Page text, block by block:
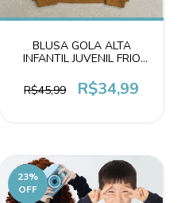
BLUSA GOLA ALTA
INFANTIL JUVENIL FRIO
CARAMELO
R$45,99 R$34,99
23%
OFF